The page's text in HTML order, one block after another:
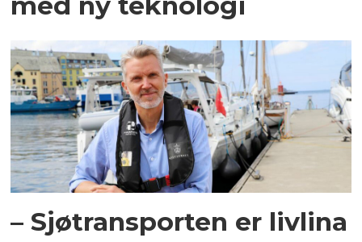
– Sjøtransporten er livlina